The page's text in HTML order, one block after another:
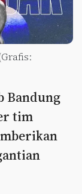
Bandung
tim